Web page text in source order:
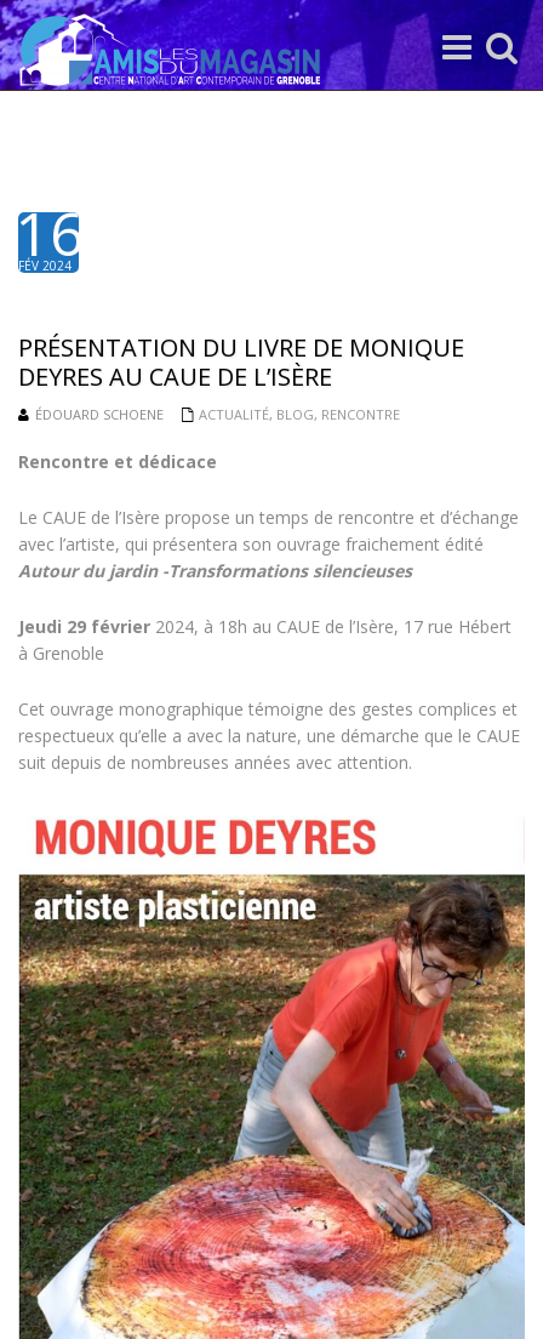
Toggle
search
Toggle
navigation
16
FÉV 2024
PRÉSENTATION DU LIVRE DE MONIQUE
DEYRES AU CAUE DE L’ISÈRE
ÉDOUARD SCHOENE ACTUALITÉ, BLOG, RENCONTRE
Rencontre et dédicace
Le CAUE de l’Isère propose un temps de rencontre et d’échange
avec l’artiste, qui présentera son ouvrage fraichement édité
Autour du jardin -Transformations silencieuses
Jeudi 29 février 2024, à 18h au CAUE de l’Isère, 17 rue Hébert
à Grenoble
Cet ouvrage monographique témoigne des gestes complices et
respectueux qu’elle a avec la nature, une démarche que le CAUE
suit depuis de nombreuses années avec attention.